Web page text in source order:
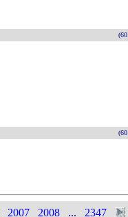
2007 2008 ... 2347